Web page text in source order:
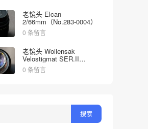
老镜头 Elcan
2/66mm（No.283-0004）
0 条留言
老镜头 Wollensak
Velostigmat SER.II
4.5/127mm（No.452349）
0 条留言